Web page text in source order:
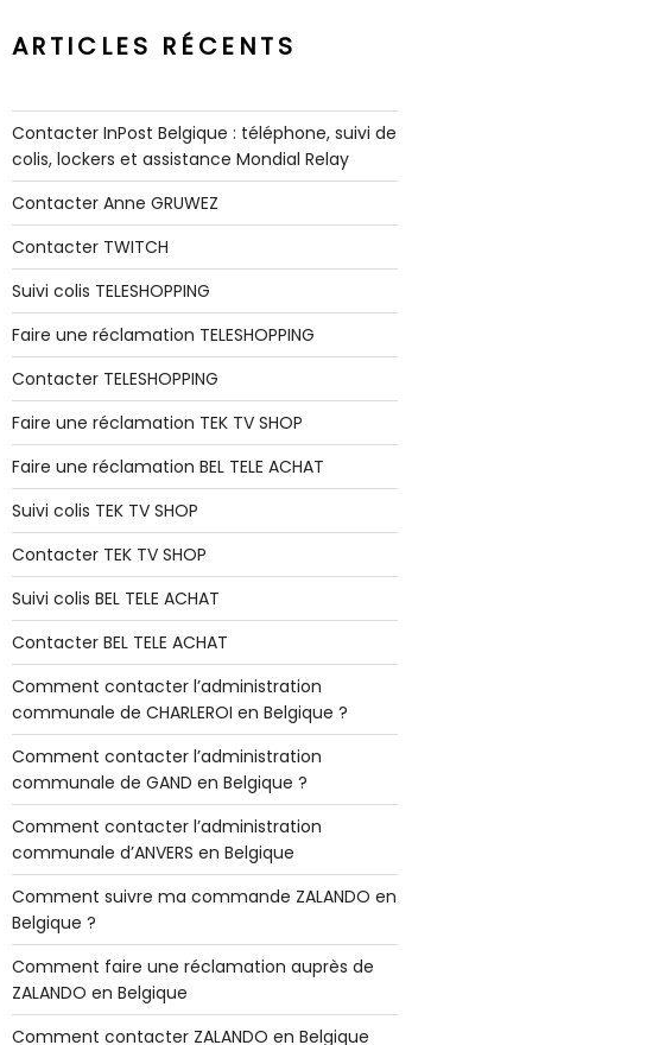
ARTICLES RÉCENTS
Contacter InPost Belgique : téléphone, suivi de
colis, lockers et assistance Mondial Relay
Contacter Anne GRUWEZ
Contacter TWITCH
Suivi colis TELESHOPPING
Faire une réclamation TELESHOPPING
Contacter TELESHOPPING
Faire une réclamation TEK TV SHOP
Faire une réclamation BEL TELE ACHAT
Suivi colis TEK TV SHOP
Contacter TEK TV SHOP
Suivi colis BEL TELE ACHAT
Contacter BEL TELE ACHAT
Comment contacter l’administration
communale de CHARLEROI en Belgique ?
Comment contacter l’administration
communale de GAND en Belgique ?
Comment contacter l’administration
communale d’ANVERS en Belgique
Comment suivre ma commande ZALANDO en
Belgique ?
Comment faire une réclamation auprès de
ZALANDO en Belgique
Comment contacter ZALANDO en Belgique